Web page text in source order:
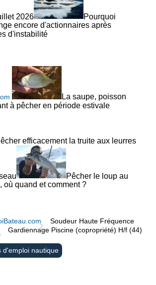
2026
Pourquoi
encore d'actionnaires après
d'instabilité
La saupe, poisson
à pêcher en période estivale
efficacement la truite aux leurres
Pêcher le loup au
où quand et comment ?
Soudeur Haute Fréquence
Gardiennage Piscine (copropriété) H/f (44)
d'emploi nautique